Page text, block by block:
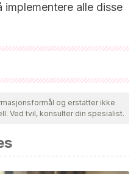
alle disse
av teamet vårt for å
aktualitet og validitet.
ble betraktet som pålitelig og
en niños: principales
revista digital de educación
og erstatter ikke
Ved tvil, konsulter din spesialist.